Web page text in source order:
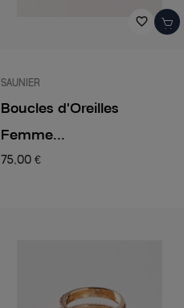
favorite_border
SAUNIER
Boucles d'Oreilles
Femme...
75,00 €